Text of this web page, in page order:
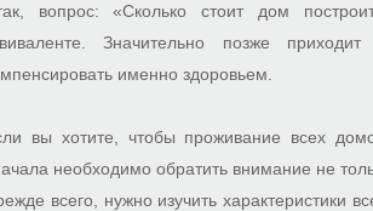
вопрос: «Сколько стоит дом
Значительно позже
именно здоровьем.
вы хотите, чтобы проживание всех
необходимо обратить внимание не
всего, нужно изучить характеристики